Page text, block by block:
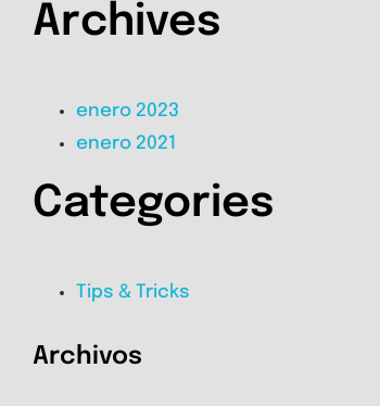
Archives
enero 2023
enero 2021
Categories
Tips & Tricks
Archivos